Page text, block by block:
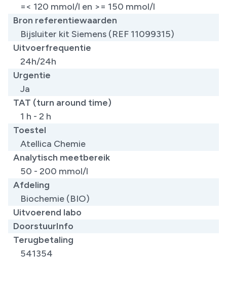
=< 120 mmol/l en >= 150 mmol/l
Bron referentiewaarden
Bijsluiter kit Siemens (REF 11099315)
Uitvoerfrequentie
24h/24h
Urgentie
Ja
TAT (turn around time)
1 h - 2 h
Toestel
Atellica Chemie
Analytisch meetbereik
50 - 200 mmol/l
Afdeling
Biochemie (BIO)
Uitvoerend labo
DoorstuurInfo
Terugbetaling
541354